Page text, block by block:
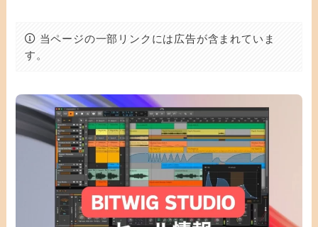
当ページの一部リンクには広告が含まれていま
す。